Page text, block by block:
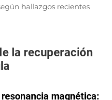
hallazgos recientes
la recuperación
magnética: